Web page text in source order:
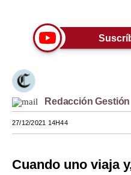
Tendencias
Viajes
Moda
Estilos
Mundo
Redacción Gestión
27/12/2021 14H44
Cuando uno viaja